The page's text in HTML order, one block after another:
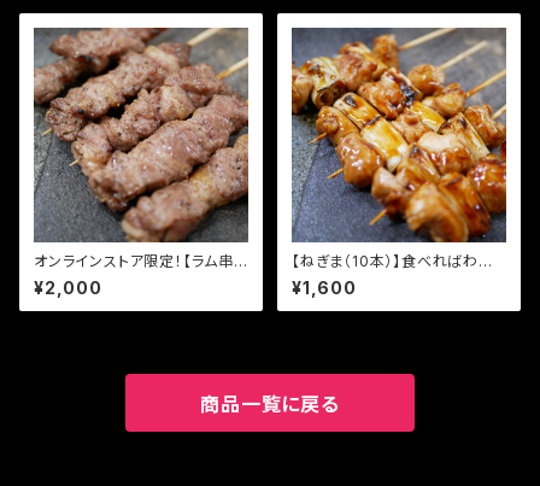
オンラインストア限定！【ラム串
（10本）】食べればわかる！ 94団
のこだわり焼き鳥
¥2,000
【ねぎま（10本）】食べればわか
る！ 94団のこだわり焼き鳥
¥1,600
商品一覧に戻る